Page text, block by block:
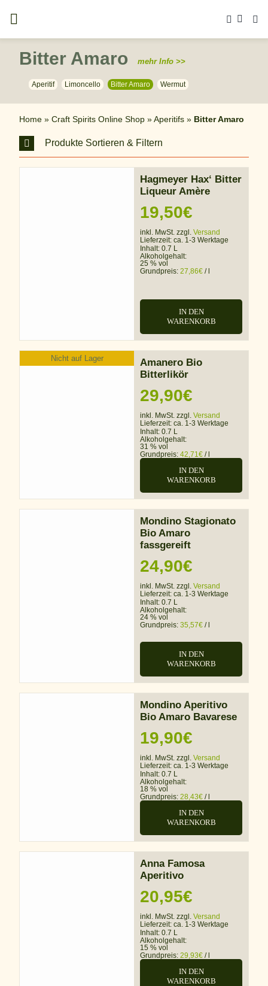
Inhalt
springen
Bitter Amaro mehr Info >>
Aperitif Limoncello Bitter Amaro Wermut
Home» Craft Spirits Online Shop»Aperitifs» Bitter Amaro
Produkte Sortieren & Filtern
Hagmeyer Hax‘ Bitter
Liqueur Amère
19,50€
inkl. MwSt. zzgl. Versand
Lieferzeit: ca. 1-3 Werktage
Inhalt: 0.7 L
Alkoholgehalt:
25 % vol
Grundpreis: 27,86€ /
IN DEN
WARENKORB
Nicht auf Lager
Amanero Bio
Bitterlikör
29,90€
inkl. MwSt. zzgl. Versand
Lieferzeit: ca. 1-3 Werktage
Inhalt: 0.7 L
Alkoholgehalt:
31 % vol
Grundpreis: 42,71€ /
IN DEN
WARENKORB
Mondino Stagionato
Bio Amaro
fassgereift
24,90€
inkl. MwSt. zzgl. Versand
Lieferzeit: ca. 1-3 Werktage
Inhalt: 0.7 L
Alkoholgehalt:
24 % vol
Grundpreis: 35,57€ /
IN DEN
WARENKORB
Mondino Aperitivo
Bio Amaro Bavarese
19,90€
inkl. MwSt. zzgl. Versand
Lieferzeit: ca. 1-3 Werktage
Inhalt: 0.7 L
Alkoholgehalt:
18 % vol
Grundpreis: 28,43€ /l
IN DEN
WARENKORB
Anna Famosa
Aperitivo
20,95€
inkl. MwSt. zzgl. Versand
Lieferzeit: ca. 1-3 Werktage
Inhalt: 0.7 L
Alkoholgehalt:
15 % vol
Grundpreis: 29,93€ /l
IN DEN
WARENKORB